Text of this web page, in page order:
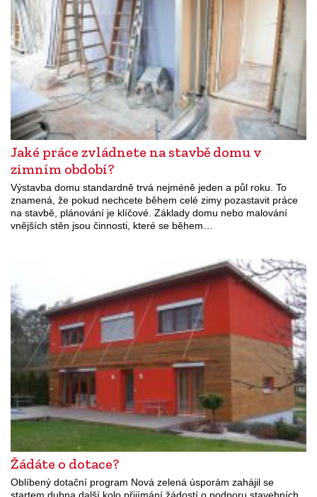
Jaké práce zvládnete na stavbě domu v
zimním období?
Výstavba domu standardně trvá nejméně jeden a půl roku. To
znamená, že pokud nechcete během celé zimy pozastavit práce
na stavbě, plánování je klíčové. Základy domu nebo malování
vnějších stěn jsou činnosti, které se během…
Žádáte o dotace?
Oblíbený dotační program Nová zelená úsporám zahájil se